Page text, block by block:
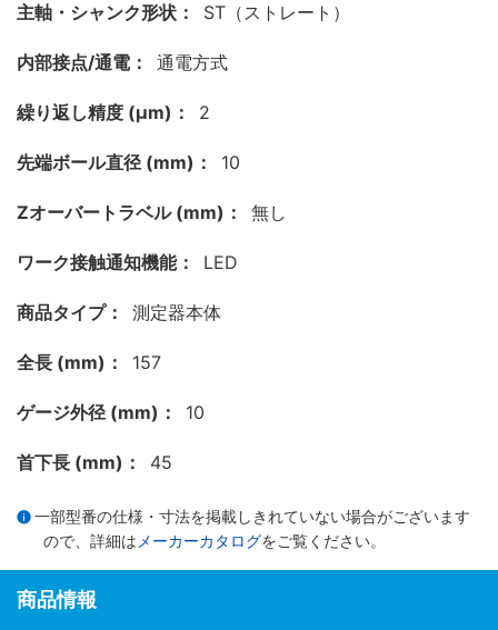
主軸・シャンク形状： ST（ストレート）
内部接点/通電： 通電方式
繰り返し精度 (μm)： 2
先端ボール直径 (mm)： 10
Zオーバートラベル (mm)： 無し
ワーク接触通知機能： LED
商品タイプ： 測定器本体
全長 (mm)： 157
ゲージ外径 (mm)： 10
首下長 (mm)： 45
一部型番の仕様・寸法を掲載しきれていない場合がございます
ので、詳細は メーカーカタログをご覧ください。
商品情報